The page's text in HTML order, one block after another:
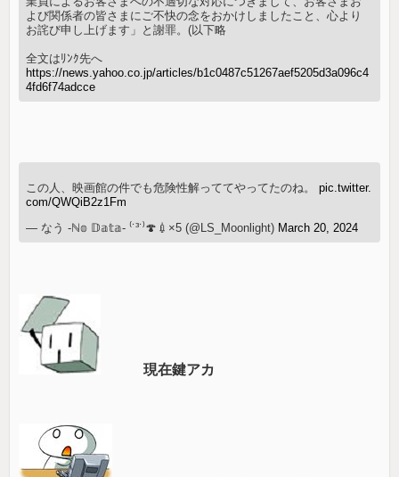
よび関係者の皆さまにご不快の念をおかけしましたこと、心より
お詫び申し上げます」と謝罪。(以下略
全文はﾘﾝｸ先へ
https://news.yahoo.co.jp/articles/b1c0487c51267aef5205d3a096c4
4fd6f74adcce
この人、映画館の件でも危険性解っててやってたのね。pic.twitter.
com/QWQiB2z1Fm
— なう -ℕ𝕠 𝔻𝕒𝕥𝕒- ⁽˙³˙⁾🍄💉×5 (@LS_Moonlight) March 20, 2024
現在鍵アカ